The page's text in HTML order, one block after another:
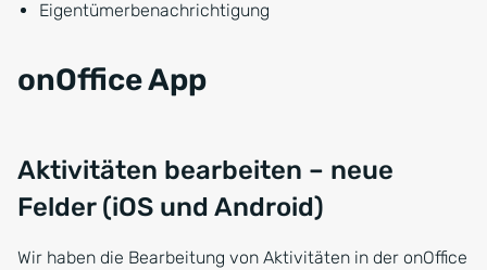
Eigentümerbenachrichtigung
onOffice App
Aktivitäten bearbeiten – neue
Felder (iOS und Android)
Wir haben die Bearbeitung von Aktivitäten in der onOffice